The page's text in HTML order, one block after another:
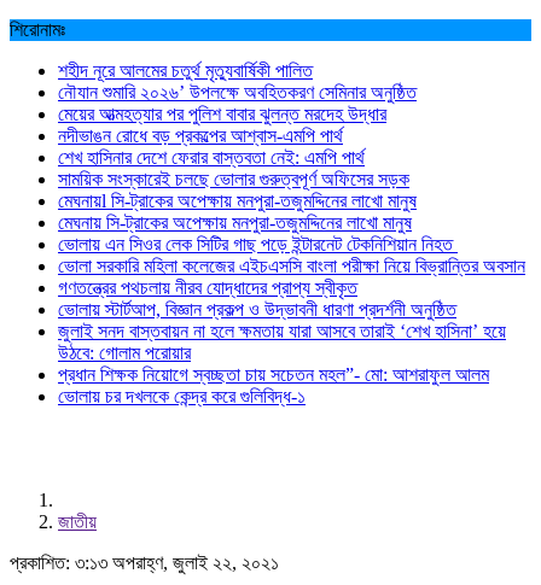
শিরোনামঃ
শহীদ নূরে আলমের চতুর্থ মৃত্যুবার্ষিকী পালিত
নৌযান শুমারি ২০২৬’ উপলক্ষে অবহিতকরণ সেমিনার অনুষ্ঠিত
মেয়ের আত্মহত্যার পর পুলিশ বাবার ঝুলন্ত মরদেহ উদ্ধার
নদীভাঙন রোধে বড় প্রকল্পের আশ্বাস-এমপি পার্থ
শেখ হাসিনার দেশে ফেরার বাস্তবতা নেই: এমপি পার্থ
সাময়িক সংস্কারেই চলছে ভোলার গুরুত্বপূর্ণ অফিসের সড়ক
মেঘনায়l সি-ট্রাকের অপেক্ষায় মনপুরা-তজুমদ্দিনের লাখো মানুষ
মেঘনায় সি-ট্রাকের অপেক্ষায় মনপুরা-তজুমদ্দিনের লাখো মানুষ
ভোলায় এন সিওর লেক সিটির গাছ পড়ে ইন্টারনেট টেকনিশিয়ান নিহত
ভোলা সরকারি মহিলা কলেজের এইচএসসি বাংলা পরীক্ষা নিয়ে বিভ্রান্তির অবসান
গণতন্ত্রের পথচলায় নীরব যোদ্ধাদের প্রাপ্য স্বীকৃত
ভোলায় স্টার্টআপ, বিজ্ঞান প্রকল্প ও উদ্ভাবনী ধারণা প্রদর্শনী অনুষ্ঠিত
জুলাই সনদ বাস্তবায়ন না হলে ক্ষমতায় যারা আসবে তারাই ‘শেখ হাসিনা’ হয়ে
উঠবে: গোলাম পরোয়ার
প্রধান শিক্ষক নিয়োগে স্বচ্ছতা চায় সচেতন মহল”- মো: আশরাফুল আলম
ভোলায় চর দখলকে কেন্দ্র করে গুলিবিদ্ধ-১
জাতীয়
প্রকাশিত: ৩:১৩ অপরাহ্ণ, জুলাই ২২, ২০২১